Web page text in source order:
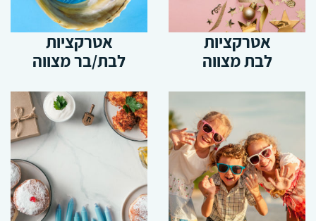
אטרקציות
לבת מצווה
אטרקציות
לבת/בר מצווה